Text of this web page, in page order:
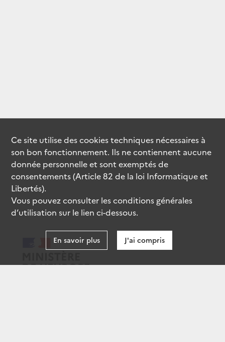
Ce site utilise descookiestechniques nécessaires à
son bon fonctionnement. Ils ne contiennent aucune
donnée personnelle et sont exemptés de
consentements (Article 82 de la loi Informatique et
Libertés).
Vous pouvez consulter les conditions générales
d’utilisation sur le lien ci-dessous.
En savoir plus J'ai compris